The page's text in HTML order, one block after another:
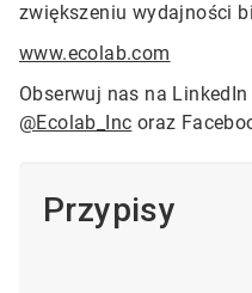
zwiększeniu wydajności
www.ecolab.com
Obserwuj nas na LinkedIn
@Ecolab_Inc oraz
Przypisy